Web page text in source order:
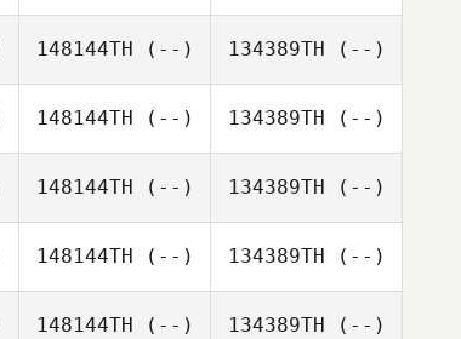
148144TH (--) 134389TH (--)
148144TH (--) 134389TH (--)
148144TH (--) 134389TH (--)
148144TH (--) 134389TH (--)
148144TH (--) 134389TH (--)